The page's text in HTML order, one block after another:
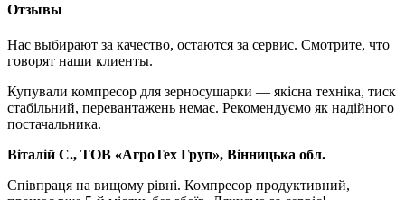
Отзывы
Нас выбирают за качество, остаются за сервис. Смотрите, что
говорят наши клиенты.
Купували компресор для зерносушарки — якісна техніка, тиск
стабільний, перевантажень немає. Рекомендуємо як надійного
постачальника.
Віталій С., ТОВ «АгроТех Груп», Вінницька обл.
Співпраця на вищому рівні. Компресор продуктивний,